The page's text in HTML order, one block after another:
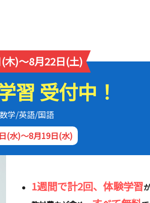
木)～8月22日(土)
習 受付中！
学/英語/国語
(水)～8月19日(水)
1週間で計2回、体験学習